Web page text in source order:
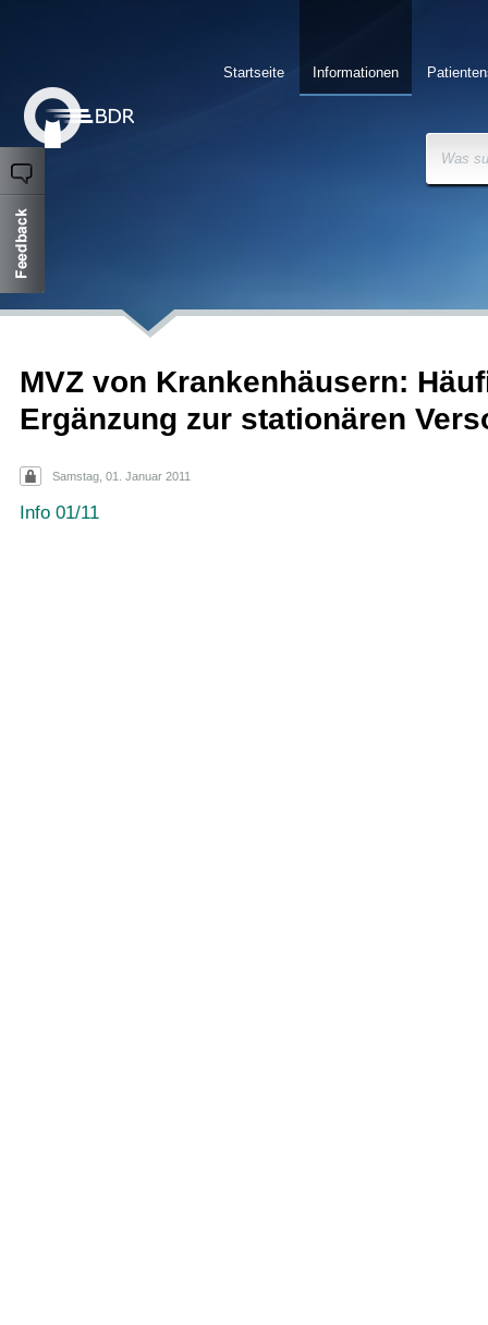
Informationen
Startseite
Was
MVZ von Krankenhäusern:
Ergänzung zur stationären
Samstag, 01. Januar 2011
Info 01/11